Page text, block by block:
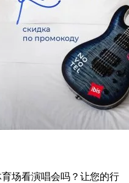
场看演唱会吗？让您的行